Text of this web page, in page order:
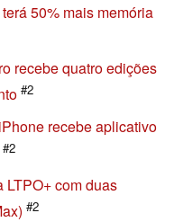
50% mais memória
recebe quatro edições
#2
recebe aplicativo
#2
com duas
#2